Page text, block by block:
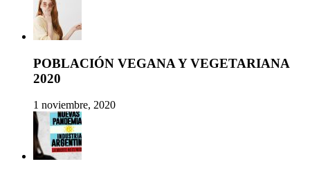
POBLACIÓN VEGANA Y VEGETARIANA
2020
1 noviembre, 2020